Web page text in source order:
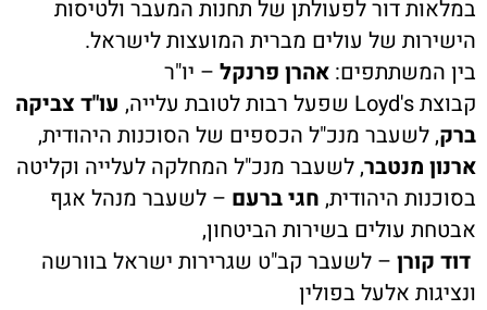
במלאות דור לפעולתן של תחנות המעבר ולטיסות
הישירות של עולים מברית המועצות לישראל.
בין המשתתפים: אהרן פרנקל – יו"ר
קבוצת Loyd's שפעל רבות לטובת עלייה,
עו"ד צביקה
ברק, לשעבר מנכ"ל הכספים של הסוכנות היהודית,
ארנון מנטבר, לשעבר מנכ"ל המחלקה לעלייה וקליטה
בסוכנות היהודית, חגי ברעם – לשעבר מנהל אגף
אבטחת עולים בשירות הביטחון,
דוד קורן – לשעבר קב"ט שגרירות ישראל בוורשה
ונציגות אלעל בפולין